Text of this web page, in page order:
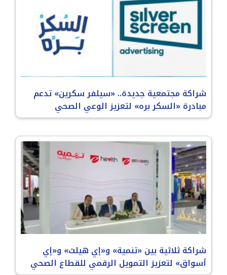
شراكة مجتمعية جديدة.. «سيلفر سكرين» تدعم
مبادرة «السكر بره» لتعزيز الوعي الصحي
شراكة ثلاثية بين «تنمية» و«إي هيلث» و«إي
أسواق» لتعزيز التمويل الرقمي للقطاع الصحي